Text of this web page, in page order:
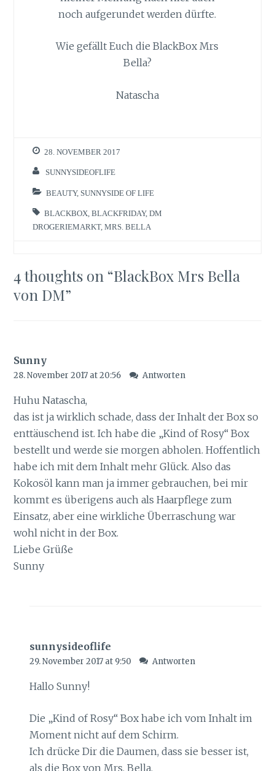
noch aufgerundet werden dürfte.
Wie gefällt Euch die BlackBox Mrs
Bella?
Natascha
28. NOVEMBER 2017
SUNNYSIDEOFLIFE
BEAUTY, SUNNYSIDE OF LIFE
BLACKBOX ,BLACKFRIDAY,DM
DROGERIEMARKT,MRS. BELLA
4 thoughts on “BlackBox Mrs Bella
von DM”
Sunny
28. November 2017 at 20:56 Antworten
Huhu Natascha,
das ist ja wirklich schade, dass der Inhalt der Box so
enttäuschend ist. Ich habe die „Kind of Rosy“ Box
bestellt und werde sie morgen abholen. Hoffentlich
habe ich mit dem Inhalt mehr Glück. Also das
Kokosöl kann man ja immer gebrauchen, bei mir
kommt es überigens auch als Haarpflege zum
Einsatz, aber eine wirkliche Überraschung war
wohl nicht in der Box.
Liebe Grüße
Sunny
sunnysideoflife
29. November 2017 at 9:50 Antworten
Hallo Sunny!
Die „Kind of Rosy“ Box habe ich vom Inhalt im
Moment nicht auf dem Schirm.
Ich drücke Dir die Daumen, dass sie besser ist,
als die Box von Mrs. Bella.